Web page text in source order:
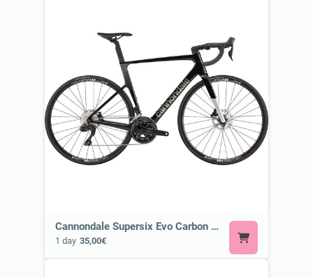
Cannondale Supersix Evo Carbon 3 105 di2 or Similar
1 day 35,00€